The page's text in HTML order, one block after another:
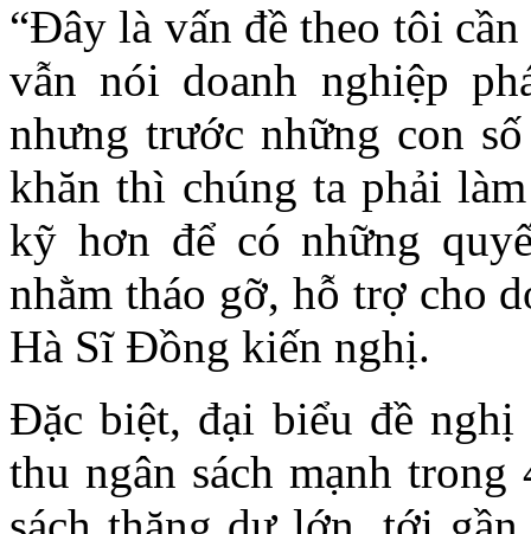
“Đây là vấn đề theo tôi
vẫn nói doanh nghiệp
nhưng trước những con
khăn thì chúng ta phải
kỹ hơn để có những
nhằm tháo gỡ, hỗ trợ cho
Hà Sĩ Đồng kiến nghị.
Đặc biệt, đại biểu đề
thu ngân sách mạnh trong